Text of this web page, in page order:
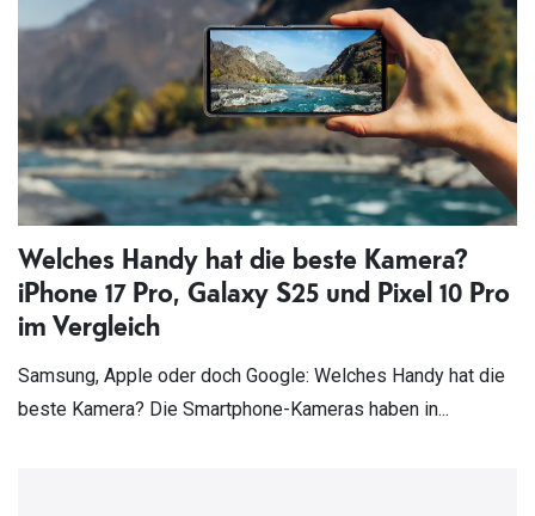
Welches Handy hat die beste Kamera?
iPhone 17 Pro, Galaxy S25 und Pixel 10 Pro
im Vergleich
Samsung, Apple oder doch Google: Welches Handy hat die
beste Kamera? Die Smartphone-Kameras haben in...